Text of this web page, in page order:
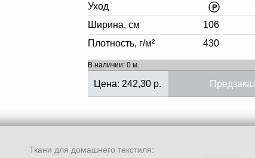
Уход
Ширина, см
106
Плотность, г/м²
430
В наличии: 0 м.
Цена: 242,30 р.
Ткани для домашнего текстиля: